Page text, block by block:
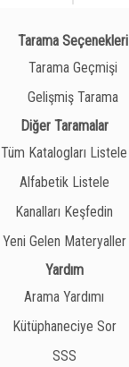
Tarama Seçenekleri
Tarama Geçmişi
Gelişmiş Tarama
Diğer Taramalar
Tüm Katalogları Listele
Alfabetik Listele
Kanalları Keşfedin
Yeni Gelen Materyaller
Yardım
Arama Yardımı
Kütüphaneciye Sor
SSS